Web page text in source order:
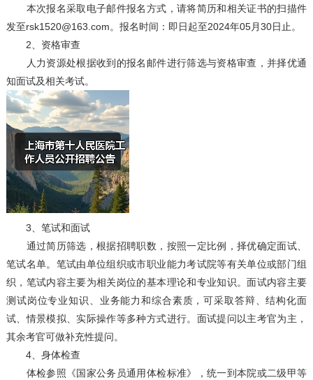
本次报名采取电子邮件报名方式，请将简历和相关证书的扫描件
发至rsk1520@163.com。报名时间：即日起至2024年05月30日止。
2、资格审查
人力资源处根据收到的报名邮件进行筛选与资格审查，并择优通
知面试及相关考试。
3、笔试和面试
通过简历筛选，根据招聘职数，按照一定比例，择优确定面试、
笔试名单。笔试由单位组织或市职业能力考试院等有关单位或部门组
织，笔试内容主要为相关岗位的基本理论和专业知识。面试内容主要
测试岗位专业知识、业务能力和综合素质，可采取答辩、结构化面
试、情景模拟、实际操作等多种方式进行。面试提问以主考官为主，
其余考官可做补充性提问。
4、身体检查
体检参照《国家公务员通用体检标准》，统一到本院或二级甲等